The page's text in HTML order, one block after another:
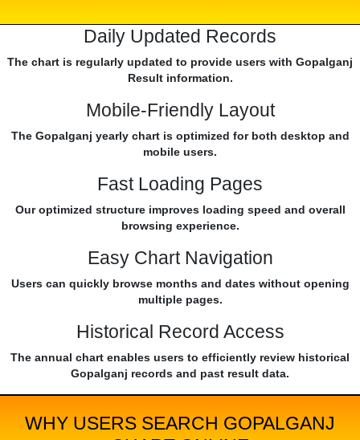
Daily Updated Records
The chart is regularly updated to provide users with Gopalganj
Result information.
Mobile-Friendly Layout
The Gopalganj yearly chart is optimized for both desktop and
mobile users.
Fast Loading Pages
Our optimized structure improves loading speed and overall
browsing experience.
Easy Chart Navigation
Users can quickly browse months and dates without opening
multiple pages.
Historical Record Access
The annual chart enables users to efficiently review historical
Gopalganj records and past result data.
WHY USERS SEARCH GOPALGANJ